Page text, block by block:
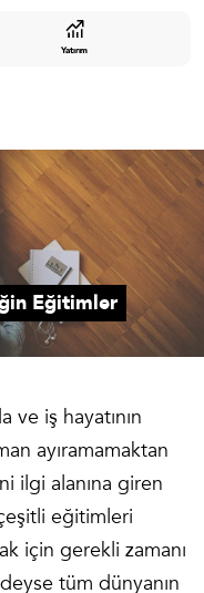
Yatırım
Eğitimler
ve iş hayatının
ayıramamaktan
ilgi alanına giren
eğitimleri
için gerekli zamanı
tüm dünyanın